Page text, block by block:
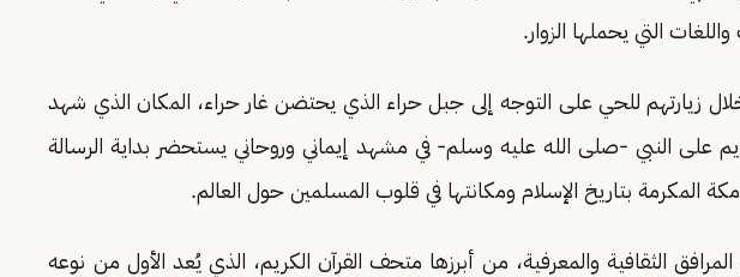
التي يحملها الزوار.
زيارتهم للحي على التوجه إلى جبل حراء الذي يحتضن غار حراء، المكان الذي شهد
على النبي -صلى الله عليه وسلم- في مشهد إيماني وروحاني يستحضر بداية الرسالة
المكرمة بتاريخ الإسلام ومكانتها في قلوب المسلمين حول العالم.
الثقافية والمعرفية، من أبرزها متحف القرآن الكريم، الذي يُعد الأول من نوعه